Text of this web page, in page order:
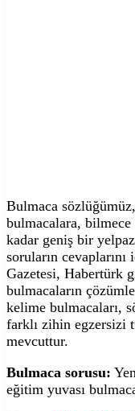
Bulmaca
bulmacalara, bilmece
kadar geniş bir
soruların
Gazetesi, Habertürk
bulmacaların
kelime bulmacaları,
farklı zihin egzersizi
mevcuttur.
Bulmaca sorusu:
eğitim yuvası